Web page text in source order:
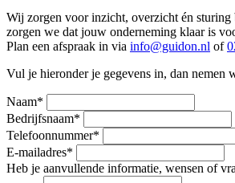
Wij zorgen voor inzicht, overzicht én sturing
zorgen we dat jouw onderneming klaar is
Plan een afspraak in via info@guidon.nl of
Vul je hieronder je gegevens in, dan nemen
Naam*
Bedrijfsnaam*
Telefoonnummer*
E-mailadres*
Heb je aanvullende informatie, wensen of